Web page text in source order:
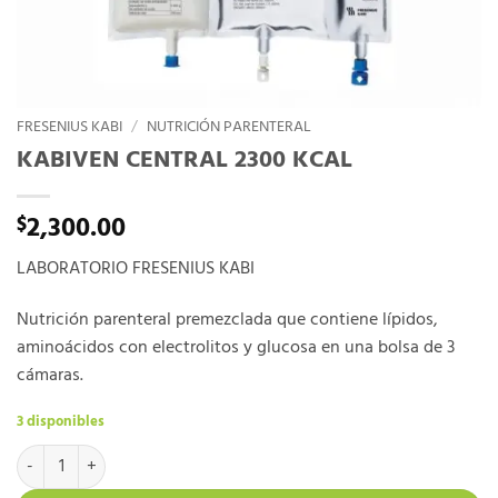
FRESENIUS KABI / NUTRICIÓN PARENTERAL
KABIVEN CENTRAL 2300 KCAL
$2,300.00
LABORATORIO FRESENIUS KABI
Nutrición parenteral premezclada que contiene lípidos,
aminoácidos con electrolitos y glucosa en una bolsa de 3
cámaras.
3 disponibles
KABIVEN CENTRAL 2300 KCAL cantidad